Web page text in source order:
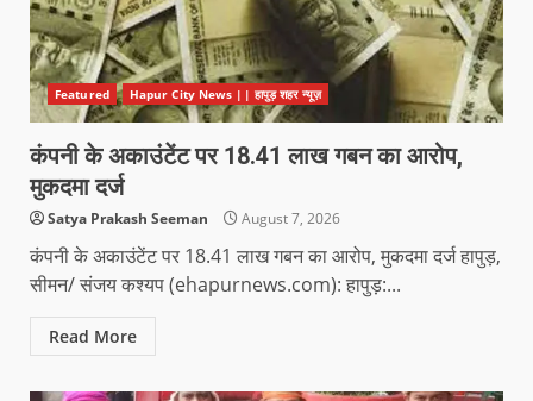
Featured Hapur City News || हापुड़ शहर न्यूज़
कंपनी के अकाउंटेंट पर 18.41 लाख गबन का आरोप,
मुकदमा दर्ज
Satya Prakash Seeman August 7, 2026
कंपनी के अकाउंटेंट पर 18.41 लाख गबन का आरोप, मुकदमा दर्ज हापुड़,
सीमन/ संजय कश्यप (ehapurnews.com): हापुड़:...
Read More